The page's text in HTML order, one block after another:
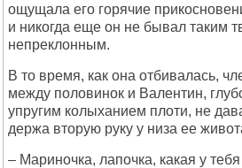
ощущала его горячие
и никогда еще он не бывал таким
непреклонным.
В то время, как она отбивалась,
между половинок и Валентин,
упругим колыханием плоти, не
держа вторую руку у низа ее
– Мариночка, лапочка, какая у